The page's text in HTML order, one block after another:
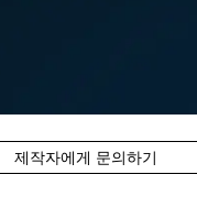
제작자에게 문의하기